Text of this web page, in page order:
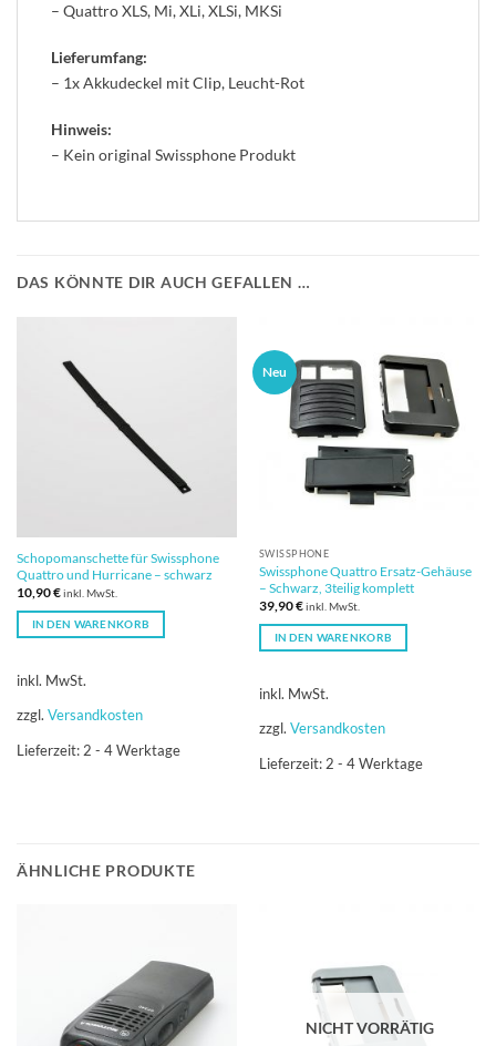
– Quattro XLS, Mi, XLi, XLSi, MKSi
Lieferumfang:
– 1x Akkudeckel mit Clip, Leucht-Rot
Hinweis:
– Kein original Swissphone Produkt
DAS KÖNNTE DIR AUCH GEFALLEN …
Schopomanschette für Swissphone
Quattro und Hurricane – schwarz
10,90€inkl. MwSt.
IN DEN WARENKORB
inkl. MwSt.
zzgl. Versandkosten
Lieferzeit: 2 - 4 Werktage
Neu
SWISSPHONE
Swissphone Quattro Ersatz-Gehäuse
– Schwarz, 3teilig komplett
39,90€inkl. MwSt.
IN DEN WARENKORB
inkl. MwSt.
zzgl. Versandkosten
Lieferzeit: 2 - 4 Werktage
ÄHNLICHE PRODUKTE
NICHT VORRÄTIG